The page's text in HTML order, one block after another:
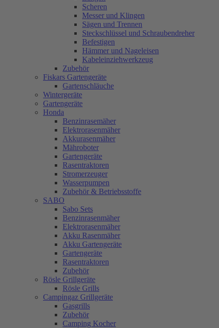
Scheren
Messer und Klingen
Sägen und Trennen
Steckschlüssel und Schraubendreher
Befestigen
Hämmer und Nageleisen
Kabeleinziehwerkzeug
Zubehör
Fiskars Gartengeräte
Gartenschläuche
Wintergeräte
Gartengeräte
Honda
Benzinrasemäher
Elektrorasenmäher
Akkurasenmäher
Mähroboter
Gartengeräte
Rasentraktoren
Stromerzeuger
Wasserpumpen
Zubehör & Betriebsstoffe
SABO
Sabo Sets
Benzinrasenmäher
Elektrorasenmäher
Akku Rasenmäher
Akku Gartengeräte
Gartengeräte
Rasentraktoren
Zubehör
Rösle Grillgeräte
Rösle Grills
Campingaz Grillgeräte
Gasgrills
Zubehör
Camping Kocher